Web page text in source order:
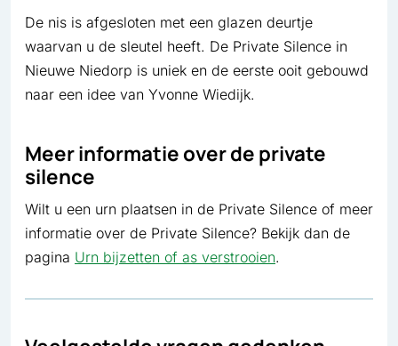
De nis is afgesloten met een glazen deurtje
waarvan u de sleutel heeft. De Private Silence in
Nieuwe Niedorp is uniek en de eerste ooit gebouwd
naar een idee van Yvonne Wiedijk.
Meer informatie over de private
silence
Wilt u een urn plaatsen in de Private Silence of meer
informatie over de Private Silence? Bekijk dan de
pagina Urn bijzetten of as verstrooien.